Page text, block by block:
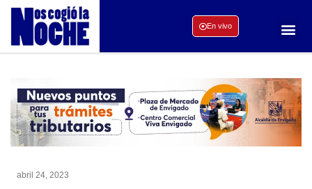
En vivo
abril 24, 2023